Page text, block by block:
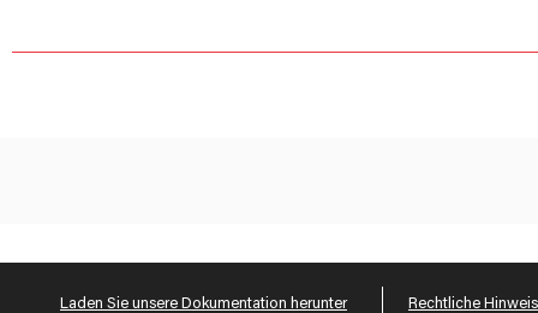
Laden Sie unsere Dokumentation herunter Rechtliche